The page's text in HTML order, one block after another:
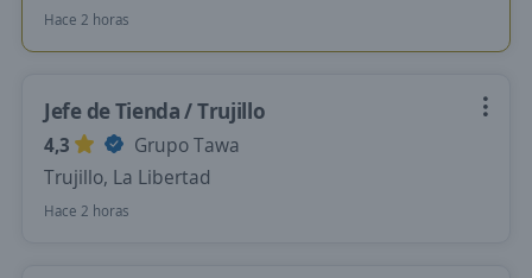
Hace 2 horas
Jefe de Tienda / Trujillo
4,3
Grupo Tawa
Trujillo, La Libertad
Hace 2 horas